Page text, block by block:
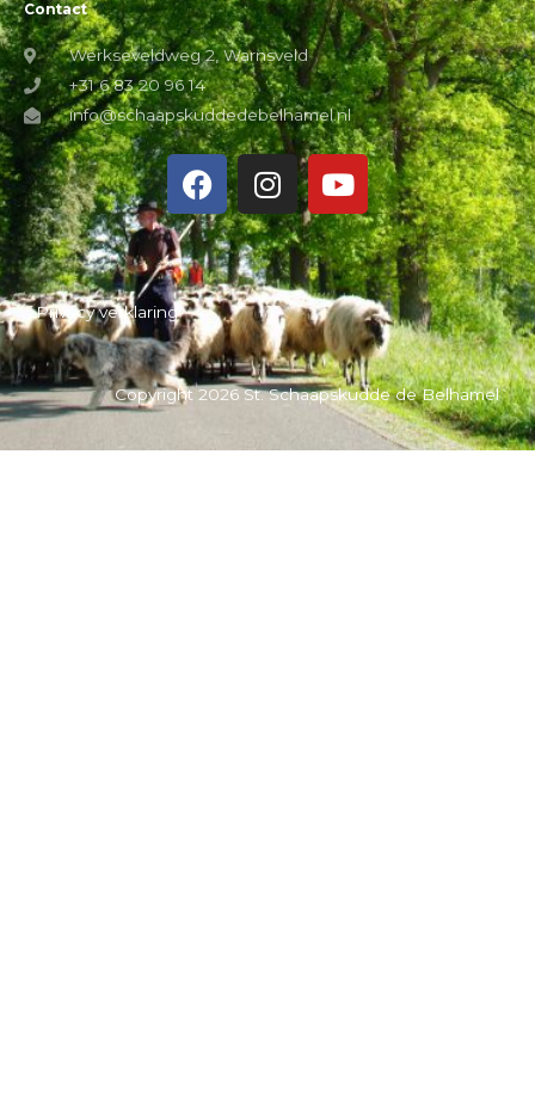
Contact
Werkseveldweg 2, Warnsveld
+31 6 83 20 96 14
info@schaapskuddedebelhamel.nl
Privacy verklaring
Copyright 2026 St. Schaapskudde de Belhamel